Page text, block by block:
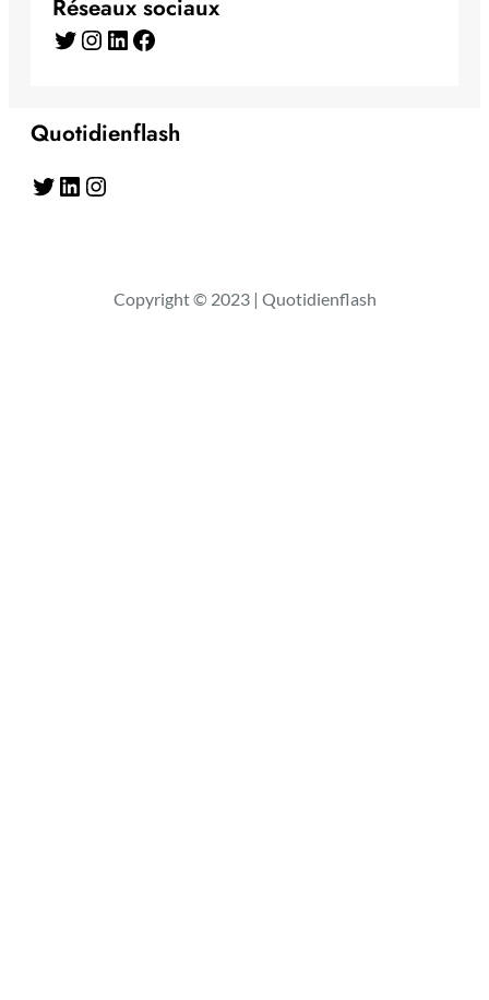
Réseaux sociaux
Twitter Instagram LinkedIn Facebook
Quotidienflash
Twitter LinkedIn Instagram
Copyright © 2023 | Quotidienflash